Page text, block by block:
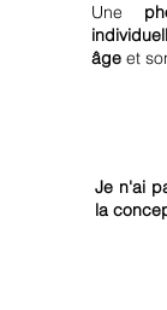
Une
âge et
Je n'ai
la